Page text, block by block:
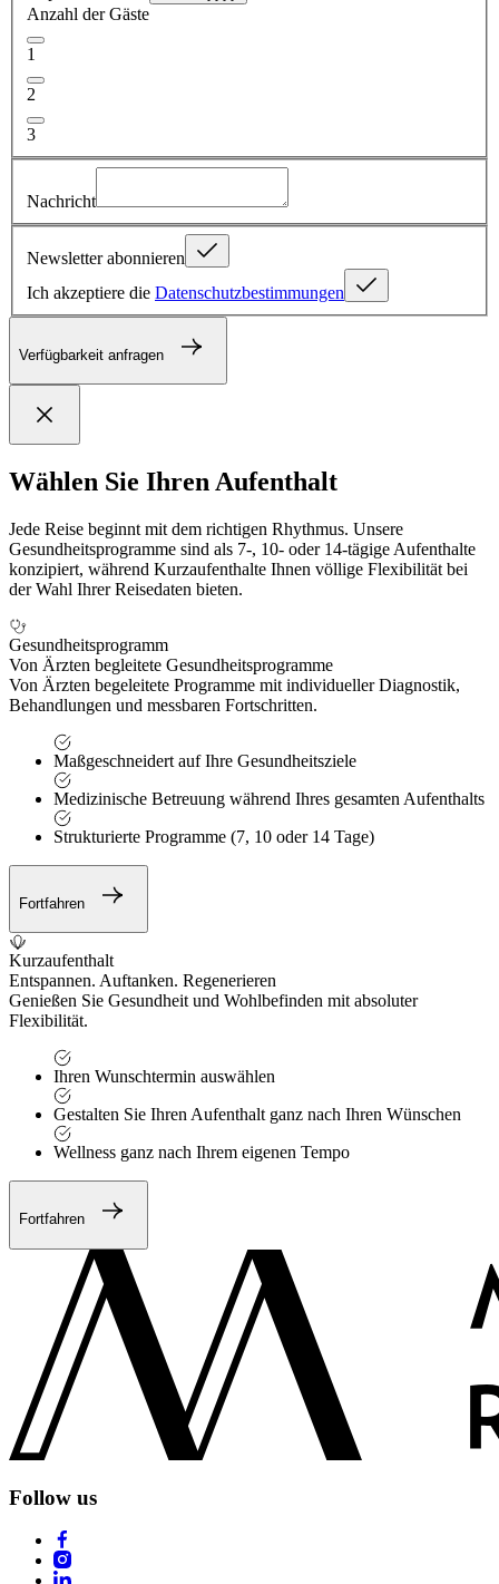
Anzahl der Gäste
1
2
3
Nachricht
Newsletter abonnieren
Ich akzeptiere die Datenschutzbestimmungen
Verfügbarkeit anfragen
Wählen Sie Ihren Aufenthalt
Jede Reise beginnt mit dem richtigen Rhythmus. Unsere
Gesundheitsprogramme sind als 7-, 10- oder 14-tägige Aufenthalte
konzipiert, während Kurzaufenthalte Ihnen völlige Flexibilität bei
der Wahl Ihrer Reisedaten bieten.
Gesundheitsprogramm
Von Ärzten begleitete Gesundheitsprogramme
Von Ärzten begeleitete Programme mit individueller Diagnostik,
Behandlungen und messbaren Fortschritten.
Maßgeschneidert auf Ihre Gesundheitsziele
Medizinische Betreuung während Ihres gesamten Aufenthalts
Strukturierte Programme (7, 10 oder 14 Tage)
Fortfahren
Kurzaufenthalt
Entspannen. Auftanken. Regenerieren
Genießen Sie Gesundheit und Wohlbefinden mit absoluter
Flexibilität.
Ihren Wunschtermin auswählen
Gestalten Sie Ihren Aufenthalt ganz nach Ihren Wünschen
Wellness ganz nach Ihrem eigenen Tempo
Fortfahren
Follow us